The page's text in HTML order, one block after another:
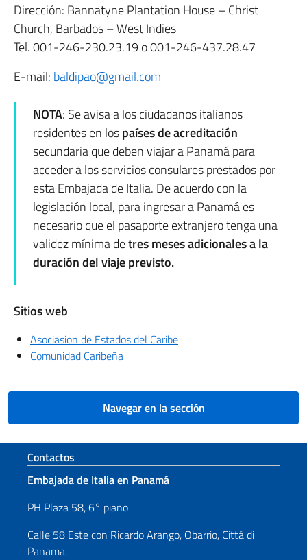
Dirección: Bannatyne Plantation House – Christ
Church, Barbados – West Indies
Tel. 001-246-230.23.19 o 001-246-437.28.47
E-mail: baldipao@gmail.com
NOTA: Se avisa a los ciudadanos italianos
residentes en lospaíses de acreditación
secundaria que deben viajar a Panamá para
acceder a los servicios consulares prestados por
esta Embajada de Italia. De acuerdo con la
legislación local, para ingresar a Panamá es
necesario que el pasaporte extranjero tenga una
validez mínima detres meses adicionales a la
duración del viaje previsto.
Sitios web
Asociasion de Estados del Caribe
Comunidad Caribeña
Navegar en la sección
Sezione footer
Contactos
Embajada de Italia en Panamá
PH Plaza 58, 6° piano
Calle 58 Este con Ricardo Arango, Obarrio, Cittá di
Panama.